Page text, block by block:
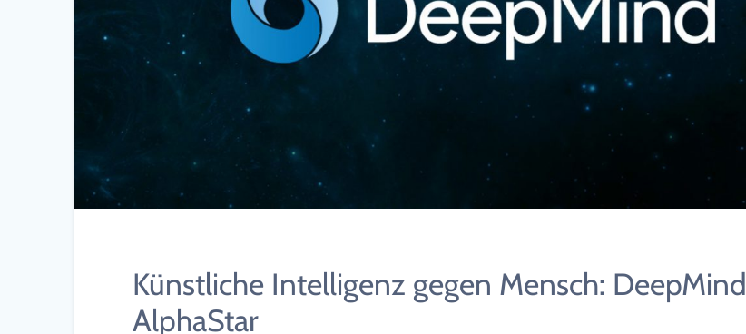
Künstliche Intelligenz gegen Mensch: DeepMind
AlphaStar